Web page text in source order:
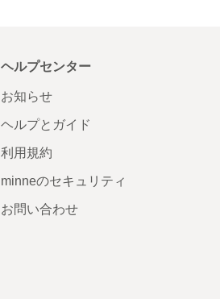
ヘルプセンター
お知らせ
ヘルプとガイド
利用規約
minneのセキュリティ
お問い合わせ